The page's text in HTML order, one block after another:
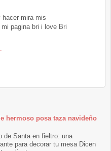
hacer mira mis
pagina bri i love Bri
hermoso posa taza navideño
de Santa en fieltro: una
para decorar tu mesa Dicen